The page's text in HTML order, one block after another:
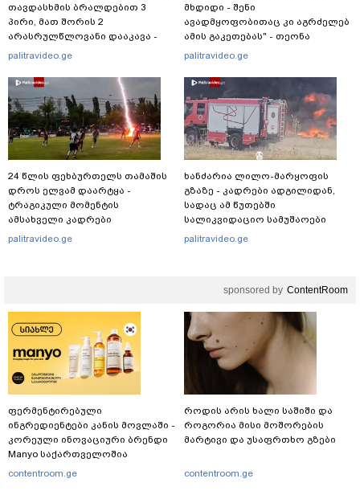
თავდასხმის ბრალდებით 3
პირი, მათ შორის 2
არასრულწლოვანი დააკავა -
შსს ინფორმაციას ავრცელებს
palitravideo.ge
24 წლის ფეხბურთელს თამაშის
დროს ელვამ დაარტყა -
ტრაგიკული მომენტის
ამსახველი კადრები
ტაილანდიდან მედიაში
palitravideo.ge
მხდიდი - შენი
ავადმყოფობითაც კი აგრძელებ
ამის გაკეთებას" - თეონა
კონტრიძე მეუღლეს ემოციურ
palitravideo.ge
ხანძარია ლილო-მარყოფის
გზაზე - კადრები ადგილიდან,
სადაც ამ წუთებში
სალიკვიდაციო სამუშაოები
მიმდინარეობს
palitravideo.ge
sponsored by ContentRoom
ფერმენტირებული
ინგრედიენტები კანის მოვლაში -
კორეული ინოვაციური ბრენდი
Manyo საქართველოშია
contentroom.ge
როდის არის ხალი საშიში და
როგორია მისი მოშორების
მარტივი და უსაფრთხო გზები
contentroom.ge